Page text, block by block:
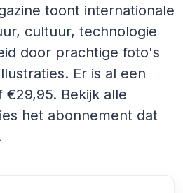
toont internationale
cultuur, technologie
door prachtige foto's
Er is al een
Bekijk alle
het abonnement dat